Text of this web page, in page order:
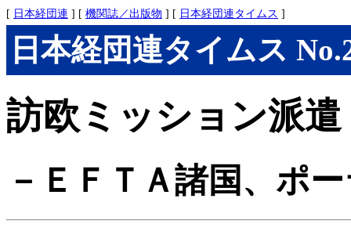
[ 日本経団連 ] [ 機関誌／出版物 ] [ 日本経団連タイムス ]
日本経団連タイムス
訪欧ミッション派遣
－ＥＦＴＡ諸国、ポ